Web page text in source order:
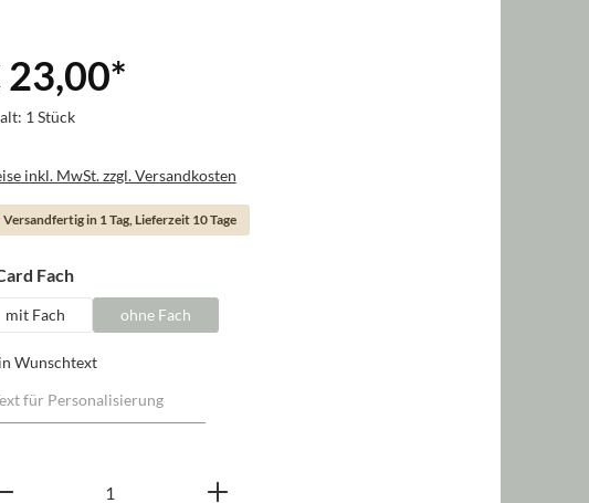
23,00*
1 Stück
inkl. MwSt. zzgl. Versandkosten
Versandfertig in 1 Tag, Lieferzeit 10 Tage
Fachauswählen
mit Fach ohne Fach
Wunschtext
Anzahl: Gib den gewünschten Wert ein